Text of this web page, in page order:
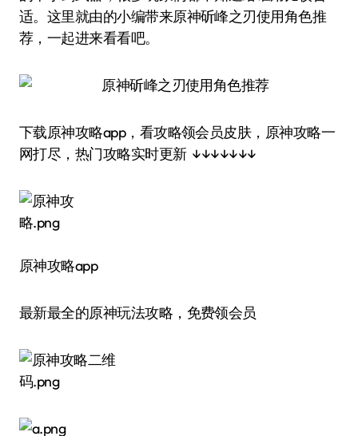
适。这里就由的小编带来原神斫峰之刃使用角色推
荐，一起进来看看吧。
下载原神攻略app，看攻略领会员皮肤，原神攻略一
网打尽，热门攻略实时更新 ↓↓↓↓↓↓↓
原神攻略app
最新最全的原神玩法攻略，免费领会员